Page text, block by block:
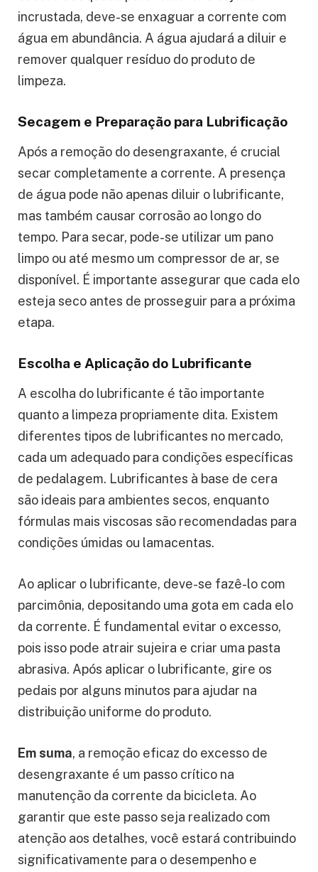
incrustada, deve-se enxaguar a corrente com
água em abundância. A água ajudará a diluir e
remover qualquer resíduo do produto de
limpeza.
Secagem e Preparação para Lubrificação
Após a remoção do desengraxante, é crucial
secar completamente a corrente. A presença
de água pode não apenas diluir o lubrificante,
mas também causar corrosão ao longo do
tempo. Para secar, pode-se utilizar um pano
limpo ou até mesmo um compressor de ar, se
disponível. É importante assegurar que cada elo
esteja seco antes de prosseguir para a próxima
etapa.
Escolha e Aplicação do Lubrificante
A escolha do lubrificante é tão importante
quanto a limpeza propriamente dita. Existem
diferentes tipos de lubrificantes no mercado,
cada um adequado para condições específicas
de pedalagem. Lubrificantes à base de cera
são ideais para ambientes secos, enquanto
fórmulas mais viscosas são recomendadas para
condições úmidas ou lamacentas.
Ao aplicar o lubrificante, deve-se fazê-lo com
parcimônia, depositando uma gota em cada elo
da corrente. É fundamental evitar o excesso,
pois isso pode atrair sujeira e criar uma pasta
abrasiva. Após aplicar o lubrificante, gire os
pedais por alguns minutos para ajudar na
distribuição uniforme do produto.
Em suma, a remoção eficaz do excesso de
desengraxante é um passo crítico na
manutenção da corrente da bicicleta. Ao
garantir que este passo seja realizado com
atenção aos detalhes, você estará contribuindo
significativamente para o desempenho e